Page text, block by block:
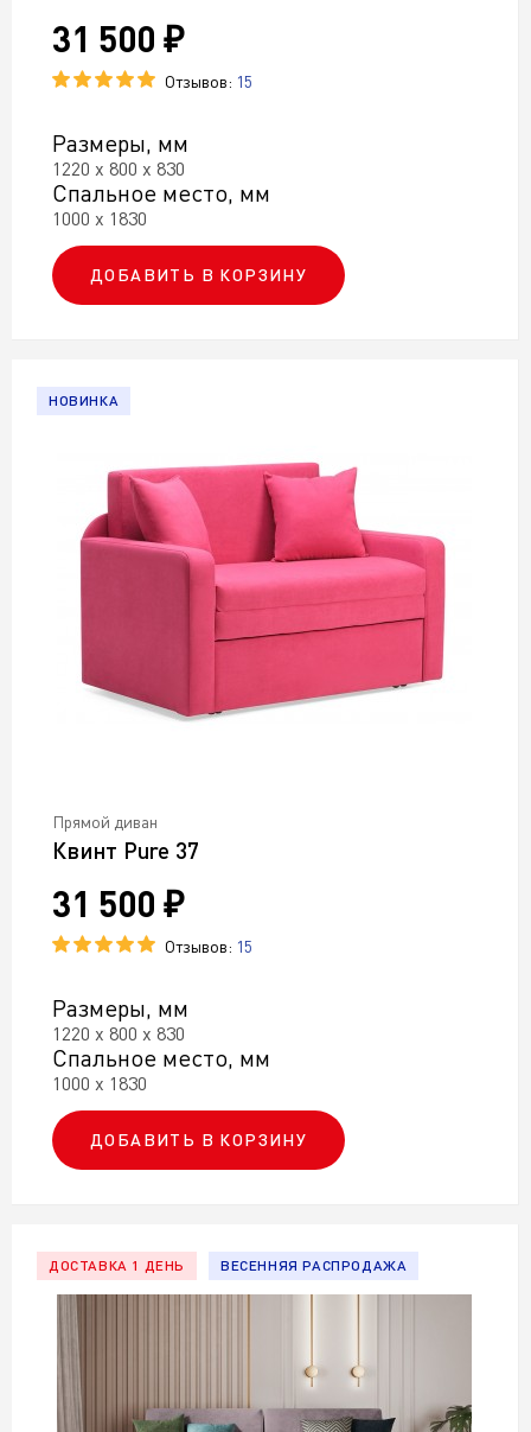
31 500 ₽
Отзывов: 15
Размеры, мм
1220 х 800 х 830
Спальное место, мм
1000 х 1830
ДОБАВИТЬ В КОРЗИНУ
Прямой диван
Квинт Pure 37
31 500 ₽
Отзывов: 15
Размеры, мм
1220 х 800 х 830
Спальное место, мм
1000 х 1830
ДОБАВИТЬ В КОРЗИНУ
НОВИНКА
ДОСТАВКА 1 ДЕНЬ ВЕСЕННЯЯ РАСПРОДАЖА